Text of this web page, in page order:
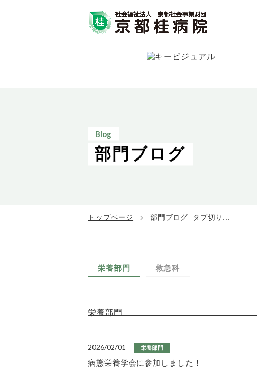
Blog
部門ブログ
トップページ 部門ブログ_タブ切り...
栄養部門 救急科
栄養部門
2026/02/01 栄養部門
病態栄養学会に参加しました！